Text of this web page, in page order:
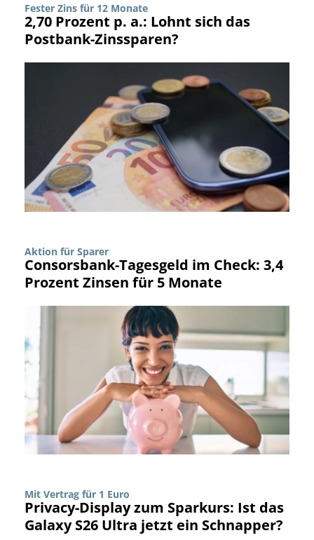
Fester Zins für 12 Monate
2,70 Prozent p. a.: Lohnt sich das
Postbank-Zinssparen?
Aktion für Sparer
Consorsbank-Tagesgeld im Check: 3,4
Prozent Zinsen für 5 Monate
Mit Vertrag für 1 Euro
Privacy-Display zum Sparkurs: Ist das
Galaxy S26 Ultra jetzt ein Schnapper?